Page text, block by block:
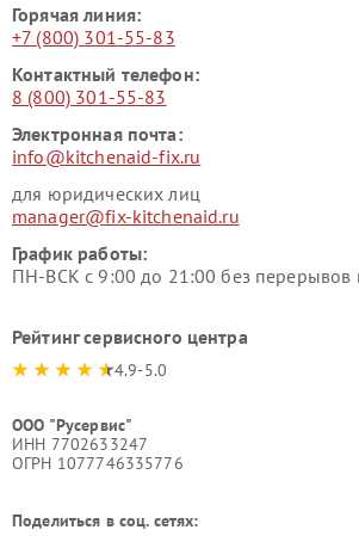
Горячая линия:
+7 (800) 301-55-83
Контактный телефон:
8 (800) 301-55-83
Электронная почта:
info@kitchenaid-fix.ru
для юридических лиц
manager@fix-kitchenaid.ru
График работы:
ПН-ВСК с 9:00 до 21:00 без
Рейтинг сервисного центра
4.9-5.0
ООО "Русервис"
ИНН 7702633247
ОГРН 1077746335776
Поделиться в соц. сетях: